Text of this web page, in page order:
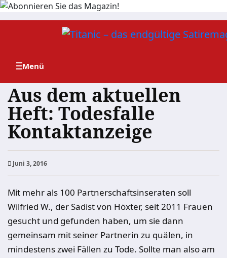
Zum
Aus dem aktuellen
Heft: Todesfalle
Kontaktanzeige
Juni 3, 2016
Mit mehr als 100 Partnerschaftsinseraten soll
Wilfried W., der Sadist von Höxter, seit 2011 Frauen
gesucht und gefunden haben, um sie dann
gemeinsam mit seiner Partnerin zu quälen, in
mindestens zwei Fällen zu Tode. Sollte man also am